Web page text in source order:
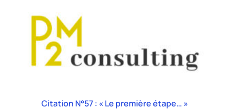
Citation N°57 : « Le première étape… »